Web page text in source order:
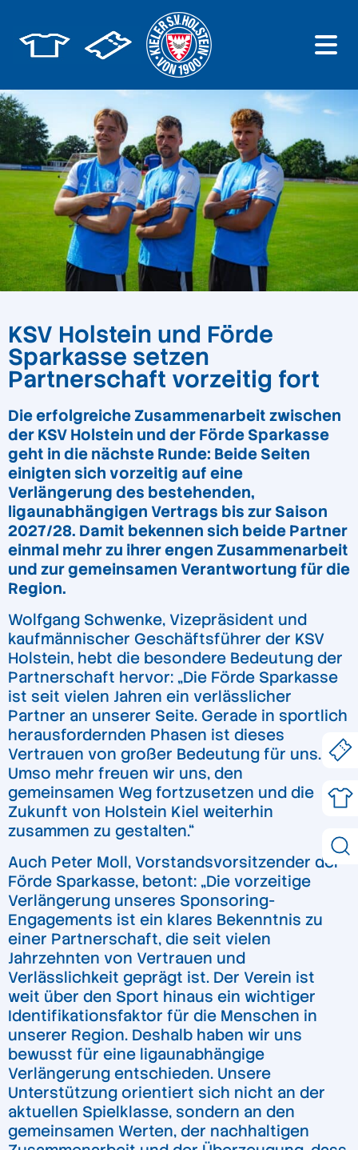
KSV Holstein und Förde
Sparkasse setzen
Partnerschaft vorzeitig fort
Die erfolgreiche Zusammenarbeit zwischen
der KSV Holstein und der Förde Sparkasse
geht in die nächste Runde: Beide Seiten
einigten sich vorzeitig auf eine
Verlängerung des bestehenden,
ligaunabhängigen Vertrags bis zur Saison
2027/28. Damit bekennen sich beide Partner
einmal mehr zu ihrer engen Zusammenarbeit
und zur gemeinsamen Verantwortung für die
Region.
Wolfgang Schwenke, Vizepräsident und
kaufmännischer Geschäftsführer der KSV
Holstein, hebt die besondere Bedeutung der
Partnerschaft hervor: „Die Förde Sparkasse
ist seit vielen Jahren ein verlässlicher
Partner an unserer Seite. Gerade in sportlich
herausfordernden Phasen ist dieses
Vertrauen von großer Bedeutung für uns.
Umso mehr freuen wir uns, den
gemeinsamen Weg fortzusetzen und die
Zukunft von Holstein Kiel weiterhin
zusammen zu gestalten.“
Auch Peter Moll, Vorstandsvorsitzender der
Förde Sparkasse, betont: „Die vorzeitige
Verlängerung unseres Sponsoring-
Engagements ist ein klares Bekenntnis zu
einer Partnerschaft, die seit vielen
Jahrzehnten von Vertrauen und
Verlässlichkeit geprägt ist. Der Verein ist
weit über den Sport hinaus ein wichtiger
Identifikationsfaktor für die Menschen in
unserer Region. Deshalb haben wir uns
bewusst für eine ligaunabhängige
Verlängerung entschieden. Unsere
Unterstützung orientiert sich nicht an der
aktuellen Spielklasse, sondern an den
gemeinsamen Werten, der nachhaltigen